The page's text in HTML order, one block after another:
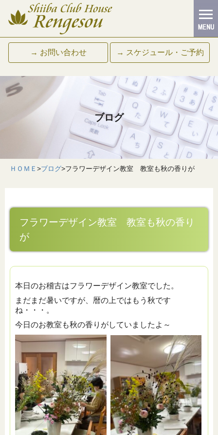
→ お問い合わせ → スケジュール・ご予約
ブログ
ＨＯＭＥ >ブログ>フラワーデザイン教室 教室も秋の香りが
フラワーデザイン教室 教室も秋の香り
が
本日のお稽古はフラワーデザイン教室でした。
まだまだ暑いですが、暦の上ではもう秋です
ね・・・。
今日のお教室も秋の香りがしていましたよ～